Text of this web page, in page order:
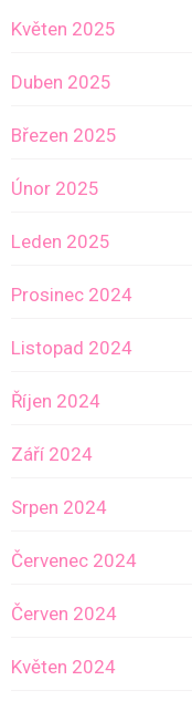
Květen 2025
Duben 2025
Březen 2025
Únor 2025
Leden 2025
Prosinec 2024
Listopad 2024
Říjen 2024
Září 2024
Srpen 2024
Červenec 2024
Červen 2024
Květen 2024